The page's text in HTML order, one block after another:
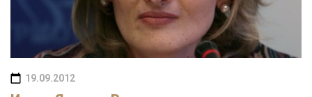
19.09.2012